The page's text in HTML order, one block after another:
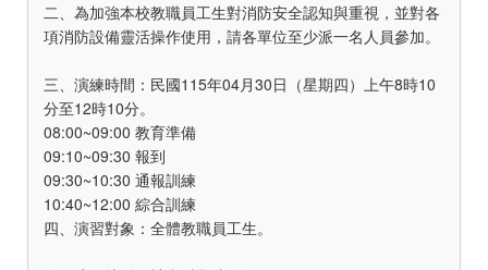
二、為加強本校教職員工生對消防安全認知與重視，並對各
項消防設備靈活操作使用，請各單位至少派一名人員參加。
三、演練時間：民國115年04月30日（星期四）上午8時10
分至12時10分。
08:00~09:00 教育準備
09:10~09:30 報到
09:30~10:30 通報訓練
10:40~12:00 綜合訓練
四、演習對象：全體教職員工生。